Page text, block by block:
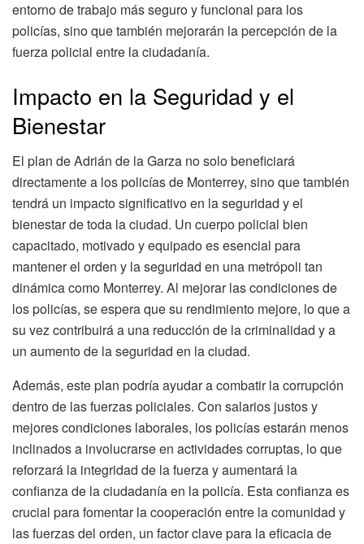
entorno de trabajo más seguro y funcional para los
policías, sino que también mejorarán la percepción de la
fuerza policial entre la ciudadanía.
Impacto en la Seguridad y el
Bienestar
El plan de Adrián de la Garza no solo beneficiará
directamente a los policías de Monterrey, sino que también
tendrá un impacto significativo en la seguridad y el
bienestar de toda la ciudad. Un cuerpo policial bien
capacitado, motivado y equipado es esencial para
mantener el orden y la seguridad en una metrópoli tan
dinámica como Monterrey. Al mejorar las condiciones de
los policías, se espera que su rendimiento mejore, lo que a
su vez contribuirá a una reducción de la criminalidad y a
un aumento de la seguridad en la ciudad.
Además, este plan podría ayudar a combatir la corrupción
dentro de las fuerzas policiales. Con salarios justos y
mejores condiciones laborales, los policías estarán menos
inclinados a involucrarse en actividades corruptas, lo que
reforzará la integridad de la fuerza y aumentará la
confianza de la ciudadanía en la policía. Esta confianza es
crucial para fomentar la cooperación entre la comunidad y
las fuerzas del orden, un factor clave para la eficacia de